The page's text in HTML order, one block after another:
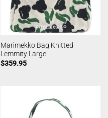
Marimekko Bag Knitted
Lemmity Large
$359.95